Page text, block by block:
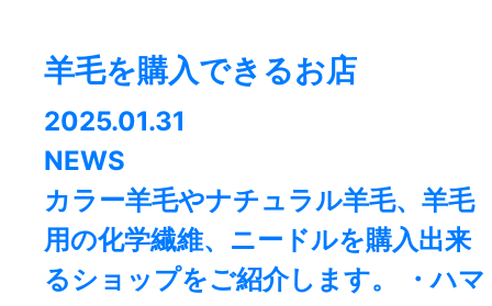
羊毛を購入できるお店
2025.01.31
NEWS
カラー羊毛やナチュラル羊毛、羊毛
用の化学繊維、ニードルを購入出来
るショップをご紹介します。 ・ハマ